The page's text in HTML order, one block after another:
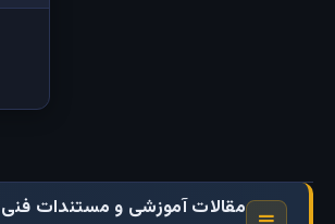
مقالات آموزشی و مستندات فنی